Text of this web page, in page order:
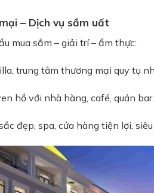
– Dịch vụ sầm uất
mua sắm – giải trí – ẩm thực:
trung tâm thương mại quy tụ
hồ với nhà hàng, café, quán bar.
đẹp, spa, cửa hàng tiện lợi,